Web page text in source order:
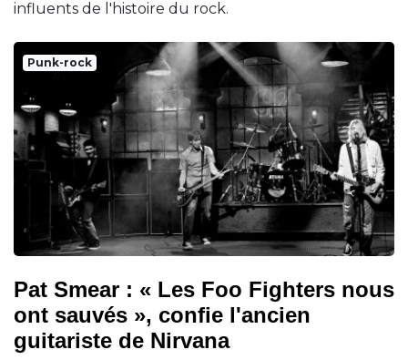
influents de l'histoire du rock.
Punk-rock
Pat Smear : « Les Foo Fighters nous
ont sauvés », confie l'ancien
guitariste de Nirvana